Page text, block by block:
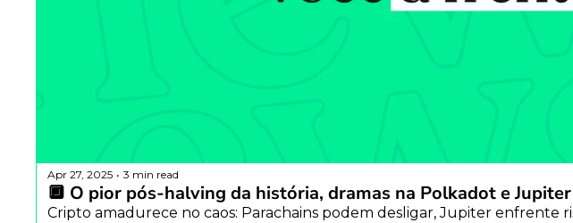
Apr 27, 2025 • 3 min read
🔲 O pior pós-halving da história, dramas na Polkadot e
Cripto amadurece no caos: Parachains podem desligar, Jupiter